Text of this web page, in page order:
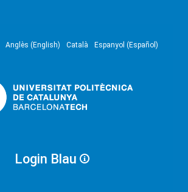
Anglès (English) Català Espanyol (Español)
Login Blau